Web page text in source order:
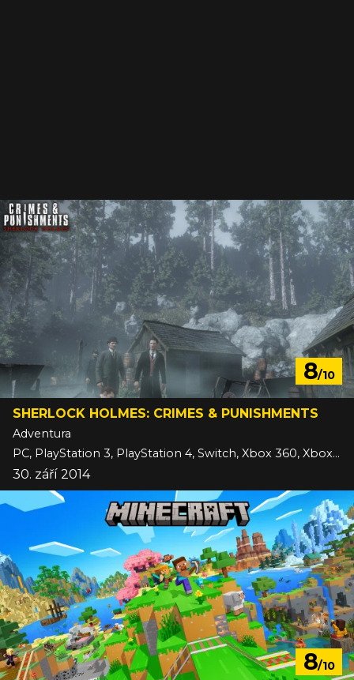
8/10
SHERLOCK HOLMES: CRIMES & PUNISHMENTS
Adventura
PC, PlayStation 3, PlayStation 4, Switch, Xbox 360, Xbox One
30. září 2014
8/10